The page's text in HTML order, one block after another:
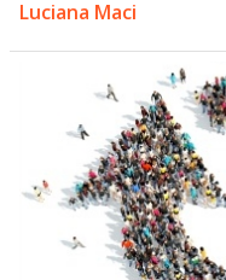
Luciana Maci